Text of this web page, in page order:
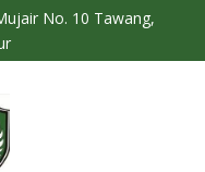
No. 10 Tawang,